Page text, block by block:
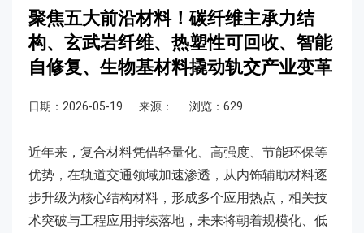
聚焦五大前沿材料！碳纤维主承力结
构、玄武岩纤维、热塑性可回收、智能
自修复、生物基材料撬动轨交产业变革
日期：2026-05-19 来源： 浏览：629
近年来，复合材料凭借轻量化、高强度、节能环保等
优势，在轨道交通领域加速渗透，从内饰辅助材料逐
步升级为核心结构材料，形成多个应用热点，相关技
术突破与工程应用持续落地，未来将朝着规模化、低